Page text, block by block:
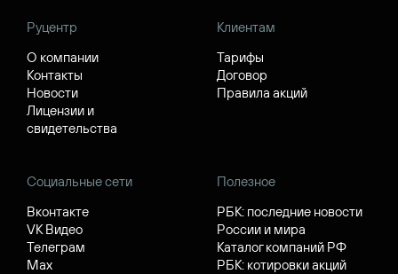
Руцентр
О компании
Контакты
Новости
Лицензии и
свидетельства
Клиентам
Тарифы
Договор
Правила акций
Социальные сети
Вконтакте
VK Видео
Телеграм
Max
Полезное
РБК: последние новости
России и мира
Каталог компаний РФ
РБК: котировки акций